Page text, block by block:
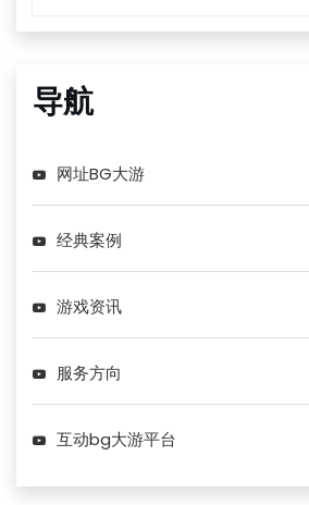
导航
网址BG大游
经典案例
游戏资讯
服务方向
互动bg大游平台